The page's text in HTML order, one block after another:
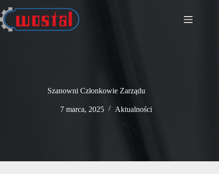
do
treści
Szanowni Członkowie Zarządu
7 marca, 2025 Aktualności